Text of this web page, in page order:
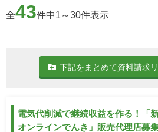
全43件中1～30件表示
下記をまとめて資料請求
電気代削減で継続収益を作る！「
オンラインでんき」販売代理店募